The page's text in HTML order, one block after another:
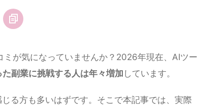
が気になっていませんか？2026年現在、AIツー
副業に挑戦する人は年々増加 しています。
る方も多いはずです。そこで本記事では、実際